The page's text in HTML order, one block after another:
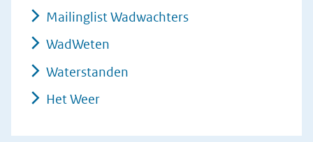
Mailinglist Wadwachters
WadWeten
Waterstanden
Het Weer